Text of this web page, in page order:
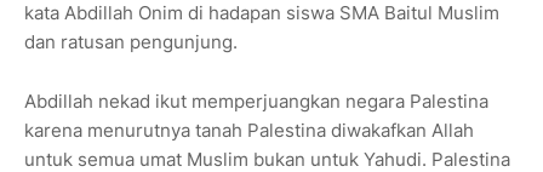
kata Abdillah Onim di hadapan siswa SMA Baitul Muslim
dan ratusan pengunjung.
Abdillah nekad ikut memperjuangkan negara Palestina
karena menurutnya tanah Palestina diwakafkan Allah
untuk semua umat Muslim bukan untuk Yahudi. Palestina